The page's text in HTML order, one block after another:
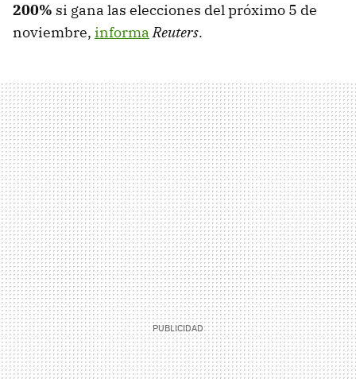
200% si gana las elecciones del próximo 5 de
noviembre, informa Reuters.